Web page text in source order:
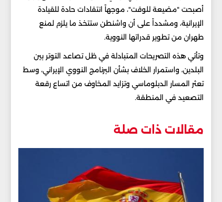
أصبحت "مضيعة للوقت"، موجهاً انتقادات حادة للقيادة
الإيرانية، ومشدداً على أن واشنطن ستتخذ ما يلزم لمنع
طهران من تطوير قدراتها النووية.
وتأتي هذه التصريحات المتبادلة في ظل تصاعد التوتر بين
البلدين، واستمرار الخلاف بشأن البرنامج النووي الإيراني، وسط
تعثر المسار الدبلوماسي وتزايد المخاوف من اتساع رقعة
التصعيد في المنطقة.
مقالات ذات صلة